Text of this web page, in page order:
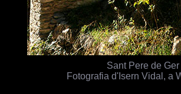
Sant Pere de Ger
Fotografia d'Isern Vidal, a